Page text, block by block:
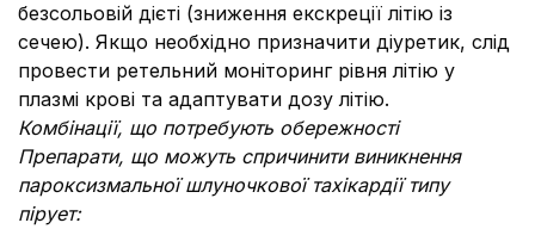
безсольовій дієті (зниження екскреції літію із
сечею). Якщо необхідно призначити діуретик, слід
провести ретельний моніторинг рівня літію у
плазмі крові та адаптувати дозу літію.
Комбінації, що потребують обережності
Препарати, що можуть спричинити виникнення
пароксизмальної шлуночкової тахікардії типу
пірует: